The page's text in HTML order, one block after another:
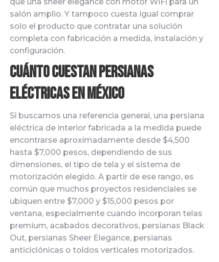
salón amplio. Y tampoco cuesta igual comprar
solo el producto que contratar una solución
completa con fabricación a medida, instalación y
configuración.
Cuánto cuestan persianas
eléctricas en México
Si buscamos una referencia general, una persiana
eléctrica de interior fabricada a la medida puede
encontrarse aproximadamente desde $4,500
hasta $7,000 pesos, dependiendo de sus
dimensiones, el tipo de tela y el sistema de
motorización elegido. A partir de ese rango, es
común que muchos proyectos residenciales se
ubiquen entre $7,000 y $15,000 pesos por
ventana, especialmente cuando incorporan telas
premium, acabados decorativos, persianas Black
Out, persianas Sheer Elegance, persianas
anticiclónicas o toldos verticales motorizados.